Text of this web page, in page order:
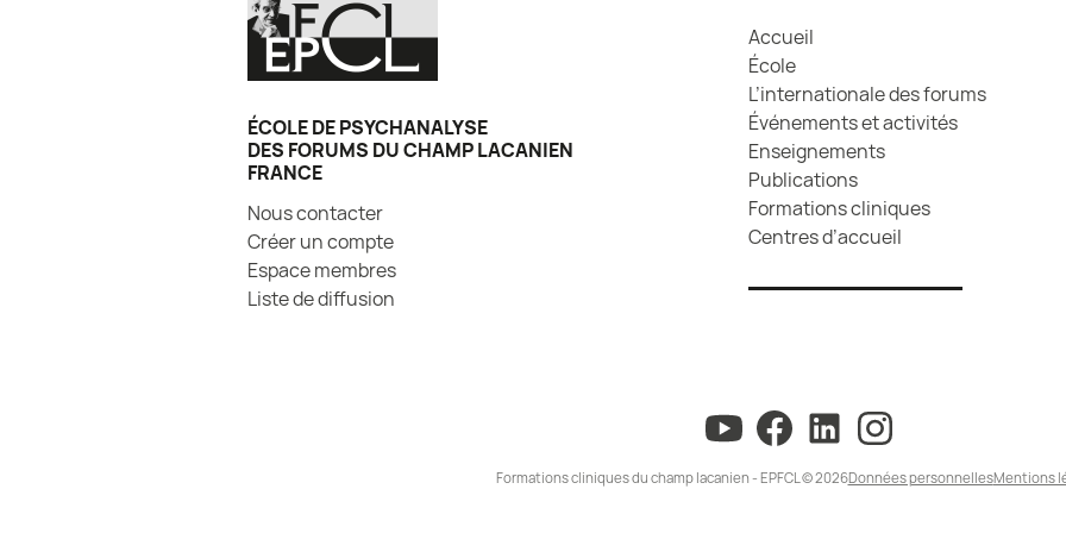
ÉCOLE DE PSYCHANALYSE
DES FORUMS DU CHAMP LACANIEN
FRANCE
Nous contacter
Créer un compte
Espace membres
Liste de diffusion
Accueil
École
L’internationale des forums
Événements et activités
Enseignements
Publications
Formations cliniques
Centres d’accueil
Formations cliniques du champ lacanien - EPFCL © 2026Données personnellesMentions